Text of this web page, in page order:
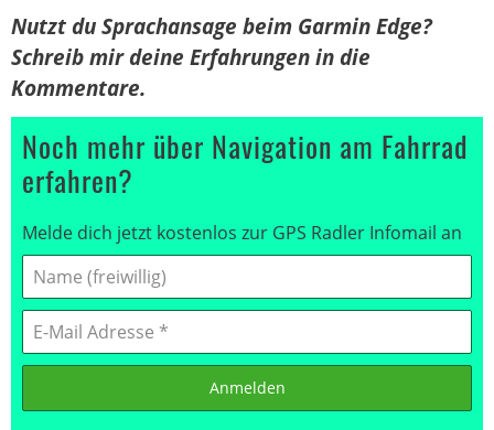
Nutzt du Sprachansage beim Garmin Edge?
Schreib mir deine Erfahrungen in die
Kommentare.
Noch mehr über Navigation am Fahrrad
erfahren?
Melde dich jetzt kostenlos zur GPS Radler Infomail an
Anmelden